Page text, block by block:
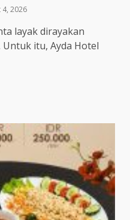
4, 2026
layak dirayakan
itu, Ayda Hotel